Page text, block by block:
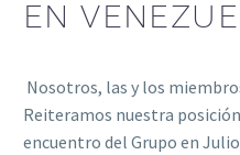
EN
Nosotros, las y los
Reiteramos nuestra
encuentro del Grupo en